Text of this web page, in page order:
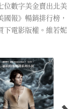
位數字美金賣出北美
報》暢銷排行榜，
下電影版權。維若妮